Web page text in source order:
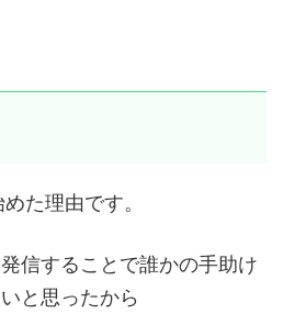
た理由です。
信することで誰かの手助け
と思ったから